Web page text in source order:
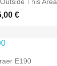
€
rapide
E190